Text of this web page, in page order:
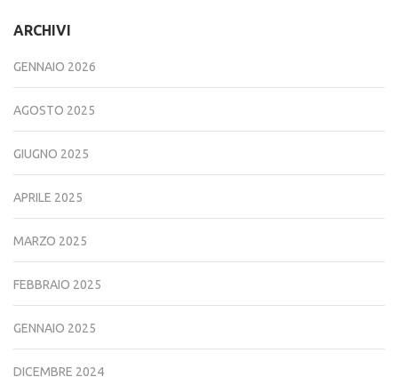
ARCHIVI
GENNAIO 2026
AGOSTO 2025
GIUGNO 2025
APRILE 2025
MARZO 2025
FEBBRAIO 2025
GENNAIO 2025
DICEMBRE 2024